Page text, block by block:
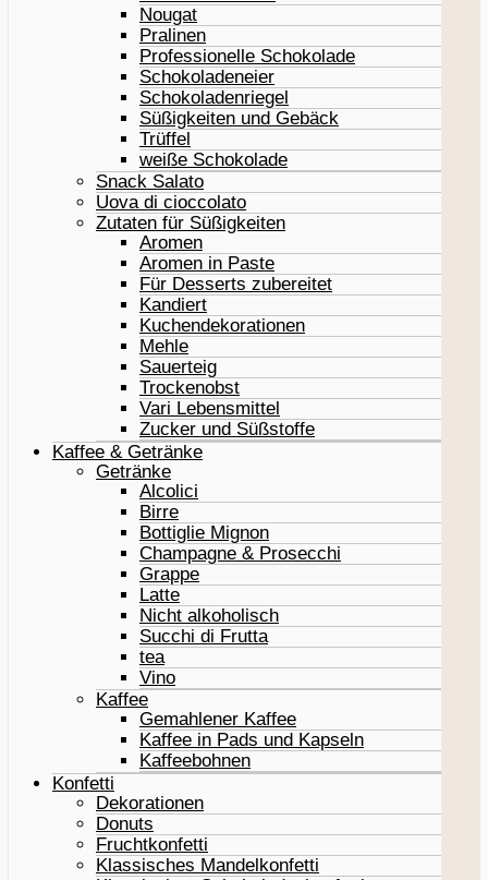
Nougat
Pralinen
Professionelle Schokolade
Schokoladeneier
Schokoladenriegel
Süßigkeiten und Gebäck
Trüffel
weiße Schokolade
Snack Salato
Uova di cioccolato
Zutaten für Süßigkeiten
Aromen
Aromen in Paste
Für Desserts zubereitet
Kandiert
Kuchendekorationen
Mehle
Sauerteig
Trockenobst
Vari Lebensmittel
Zucker und Süßstoffe
Kaffee & Getränke
Getränke
Alcolici
Birre
Bottiglie Mignon
Champagne & Prosecchi
Grappe
Latte
Nicht alkoholisch
Succhi di Frutta
tea
Vino
Kaffee
Gemahlener Kaffee
Kaffee in Pads und Kapseln
Kaffeebohnen
Konfetti
Dekorationen
Donuts
Fruchtkonfetti
Klassisches Mandelkonfetti